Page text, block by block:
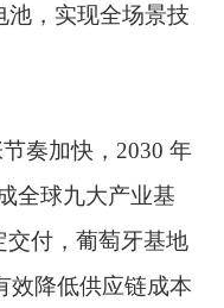
池，实现全场景技
奏加快，2030 年
全球九大产业基
交付，葡萄牙基地
效降低供应链成本